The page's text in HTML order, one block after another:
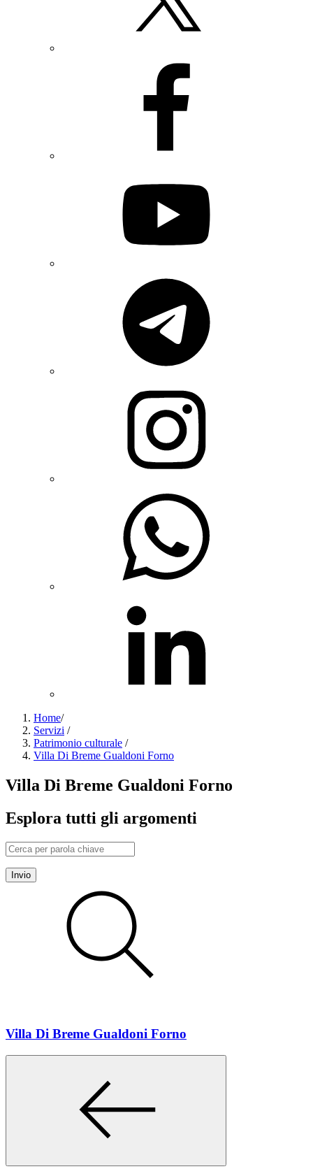
Home/
Servizi /
Patrimonio culturale /
Villa Di Breme Gualdoni Forno
Villa Di Breme Gualdoni Forno
Esplora tutti gli argomenti
Invio
Villa Di Breme Gualdoni Forno